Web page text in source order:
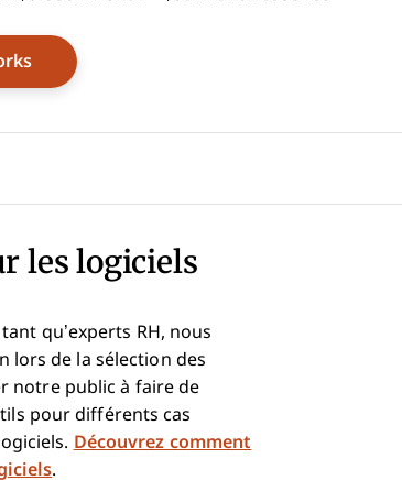
Opens New Window
les logiciels
qu’experts RH, nous
lors de la sélection des
notre public à faire de
pour différents cas
Découvrez comment
.